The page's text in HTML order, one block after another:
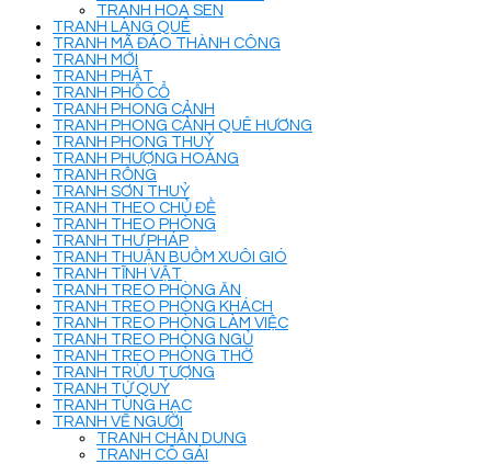
TRANH HOA SEN
TRANH LÀNG QUÊ
TRANH MÃ ĐÁO THÀNH CÔNG
TRANH MỚI
TRANH PHẬT
TRANH PHỐ CỔ
TRANH PHONG CẢNH
TRANH PHONG CẢNH QUÊ HƯƠNG
TRANH PHONG THUỶ
TRANH PHƯỢNG HOÀNG
TRANH RỒNG
TRANH SƠN THUỶ
TRANH THEO CHỦ ĐỀ
TRANH THEO PHÒNG
TRANH THƯ PHÁP
TRANH THUẬN BUỒM XUÔI GIÓ
TRANH TĨNH VẬT
TRANH TREO PHÒNG ĂN
TRANH TREO PHÒNG KHÁCH
TRANH TREO PHÒNG LÀM VIỆC
TRANH TREO PHÒNG NGỦ
TRANH TREO PHÒNG THỜ
TRANH TRỪU TƯỢNG
TRANH TỨ QUÝ
TRANH TÙNG HẠC
TRANH VẼ NGƯỜI
TRANH CHÂN DUNG
TRANH CÔ GÁI